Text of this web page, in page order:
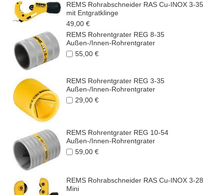
REMS Rohrabschneider RAS Cu-INOX 3-35
mit Entgratklinge
49,00 €
REMS Rohrentgrater REG 8-35
Außen-/Innen-Rohrentgrater
55,00 €
REMS Rohrentgrater REG 3-35
Außen-/Innen-Rohrentgrater
29,00 €
REMS Rohrentgrater REG 10-54
Außen-/Innen-Rohrentgrater
59,00 €
REMS Rohrabschneider RAS Cu-INOX 3-28
Mini